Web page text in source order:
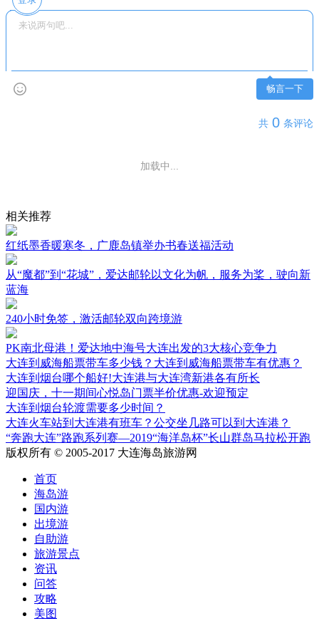
畅言一下
共 0 条评论
还没有评论，快来抢沙发吧~
相关推荐
红纸墨香暖寒冬，广鹿岛镇举办书春送福活动
从“魔都”到“花城”，爱达邮轮以文化为帆，服务为桨，驶向新
蓝海
240小时免签，激活邮轮双向跨境游
PK南北母港！爱达地中海号大连出发的3大核心竞争力
大连到威海船票带车多少钱？大连到威海船票带车有优惠？
大连到烟台哪个船好!大连港与大连湾新港各有所长
迎国庆，十一期间心悦岛门票半价优惠-欢迎预定
大连到烟台轮渡需要多少时间？
大连火车站到大连港有班车？公交坐几路可以到大连港？
“奔跑大连”路跑系列赛—2019“海洋岛杯”长山群岛马拉松开跑
首页
海岛游
国内游
出境游
自助游
旅游景点
资讯
问答
攻略